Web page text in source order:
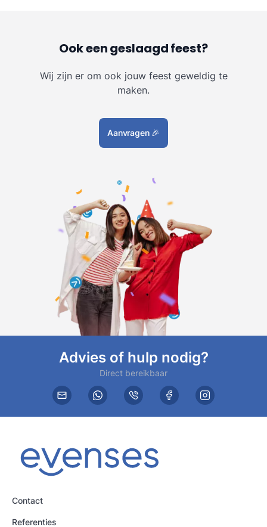
Ook een geslaagd feest?
Wij zijn er om ook jouw feest geweldig te
maken.
Aanvragen 🎉
Advies of hulp nodig?
Direct bereikbaar
Contact
Referenties